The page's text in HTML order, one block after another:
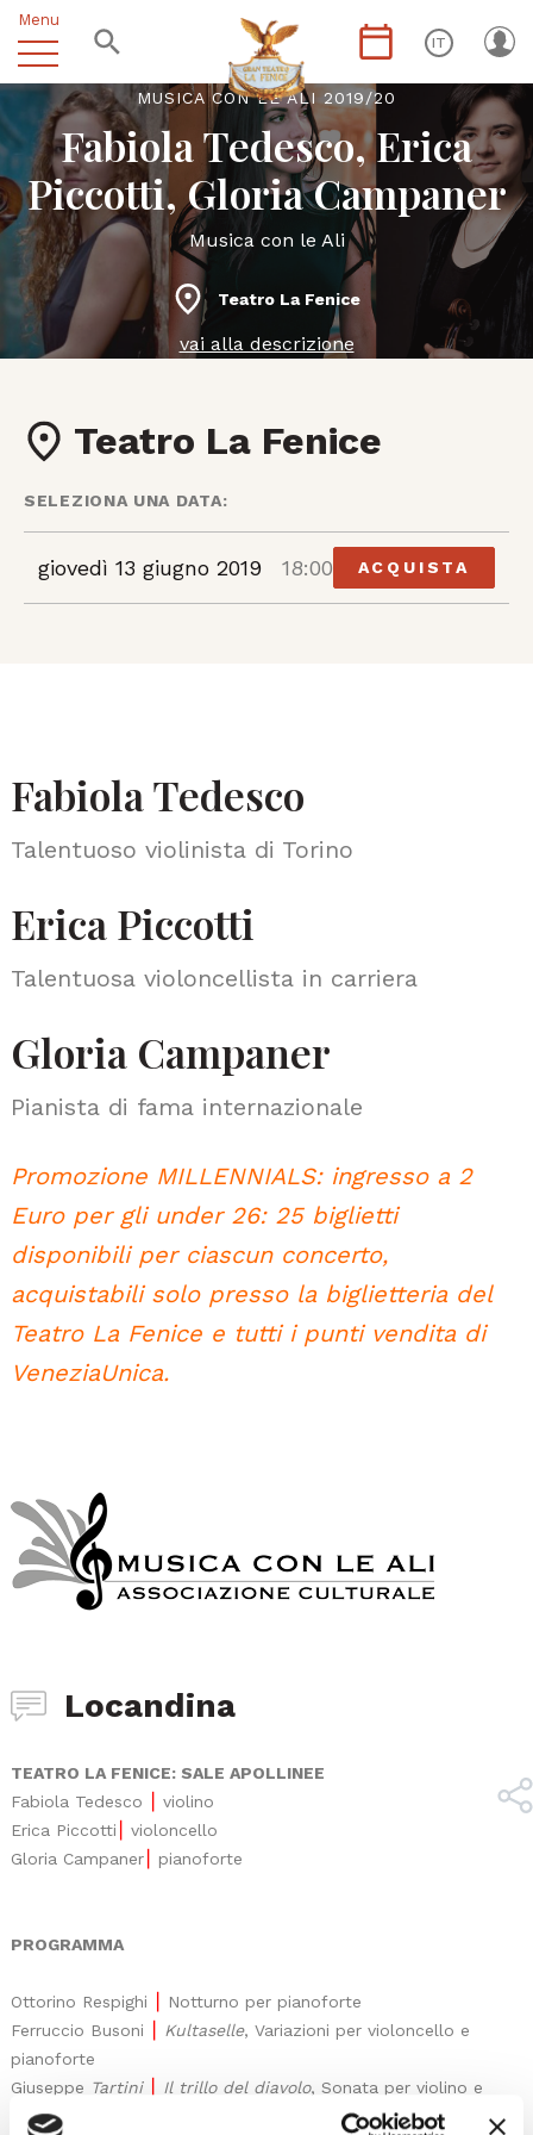
Menu
IT
MUSICA CON LE ALI 2019/20
Fabiola Tedesco, Erica
Piccotti, Gloria Campaner
Musica con le Ali
Teatro La Fenice
vai alla descrizione
Teatro La Fenice
SELEZIONA UNA DATA:
giovedì 13 giugno 2019 18:00 ACQUISTA
Fabiola Tedesco
Talentuoso violinista di Torino
Erica Piccotti
Talentuosa violoncellista in carriera
Gloria Campaner
Pianista di fama internazionale
Promozione MILLENNIALS: ingresso a 2
Euro per gli under 26: 25 biglietti
disponibili per ciascun concerto,
acquistabili solo presso la biglietteria del
Teatro La Fenice e tutti i punti vendita di
VeneziaUnica.
Locandina
TEATRO LA FENICE: SALE APOLLINEE
Fabiola Tedesco
violino
Erica Piccotti
violoncello
Gloria Campaner
pianoforte
PROGRAMMA
Ottorino Respighi
Notturno per pianoforte
Ferruccio Busoni
Kultaselle, Variazioni per violoncello e
pianoforte
Giuseppe Tartini Il trillo del diavolo, Sonata per violino e
pianoforte